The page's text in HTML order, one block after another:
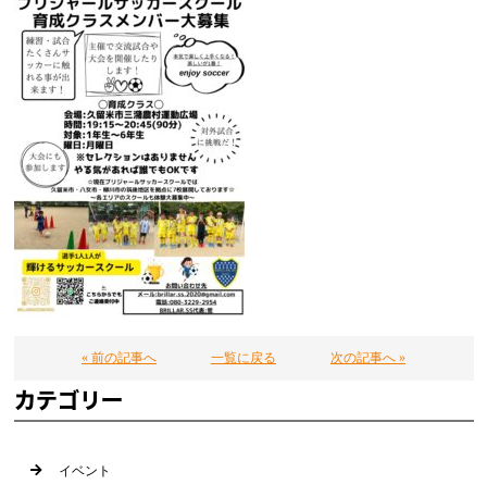
« 前の記事へ 一覧に戻る 次の記事へ »
カテゴリー
イベント